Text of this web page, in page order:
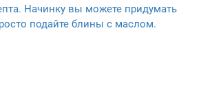
Начинку вы можете придумать
подайте блины с маслом.